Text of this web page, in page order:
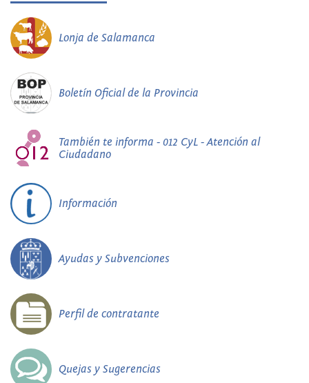
Lonja de Salamanca
Boletín Oficial de la Provincia
También te informa - 012 CyL - Atención al
Ciudadano
Información
Ayudas y Subvenciones
Perfil de contratante
Quejas y Sugerencias